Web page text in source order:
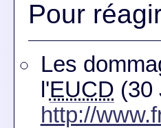
Pour
Les
l'EUCD (30
http://